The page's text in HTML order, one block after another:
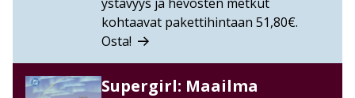
kohtaavat pakettihintaan 51,80€.
Osta!
Supergirl: Maailma